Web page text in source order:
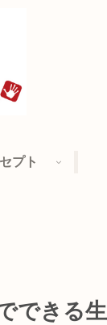
プト
できる